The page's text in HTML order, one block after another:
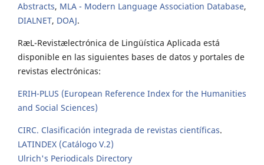
Abstracts, MLA - Modern Language Association Database,
DIALNET, DOAJ.
RæL-Revistælectrónica de Lingüística Aplicada está
disponible en las siguientes bases de datos y portales de
revistas electrónicas:
ERIH-PLUS (European Reference Index for the Humanities
and Social Sciences)
CIRC. Clasificación integrada de revistas científicas.
LATINDEX (Catálogo V.2)
Ulrich's Periodicals Directory